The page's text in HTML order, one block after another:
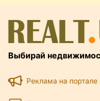
Выбирай
Реклама на портале